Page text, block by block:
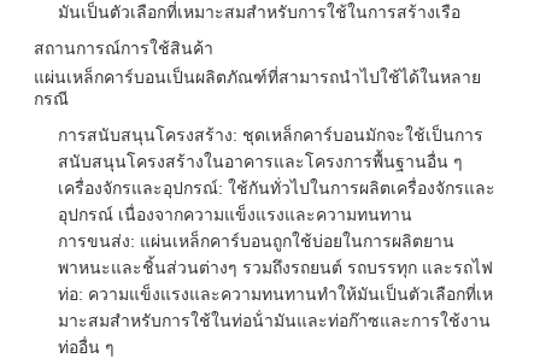
มันเป็นตัวเลือกที่เหมาะสมสําหรับการใช้ในการสร้างเรือ
สถานการณ์การใช้สินค้า
แผ่นเหล็กคาร์บอนเป็นผลิตภัณฑ์ที่สามารถนําไปใช้ได้ในหลาย
กรณี
การสนับสนุนโครงสร้าง: ชุดเหล็กคาร์บอนมักจะใช้เป็นการ
สนับสนุนโครงสร้างในอาคารและโครงการพื้นฐานอื่น ๆ
เครื่องจักรและอุปกรณ์: ใช้กันทั่วไปในการผลิตเครื่องจักรและ
อุปกรณ์ เนื่องจากความแข็งแรงและความทนทาน
การขนส่ง: แผ่นเหล็กคาร์บอนถูกใช้บ่อยในการผลิตยาน
พาหนะและชิ้นส่วนต่างๆ รวมถึงรถยนต์ รถบรรทุก และรถไฟ
ท่อ: ความแข็งแรงและความทนทานทําให้มันเป็นตัวเลือกที่เห
มาะสมสําหรับการใช้ในท่อน้ํามันและท่อก๊าซและการใช้งาน
ท่ออื่น ๆ